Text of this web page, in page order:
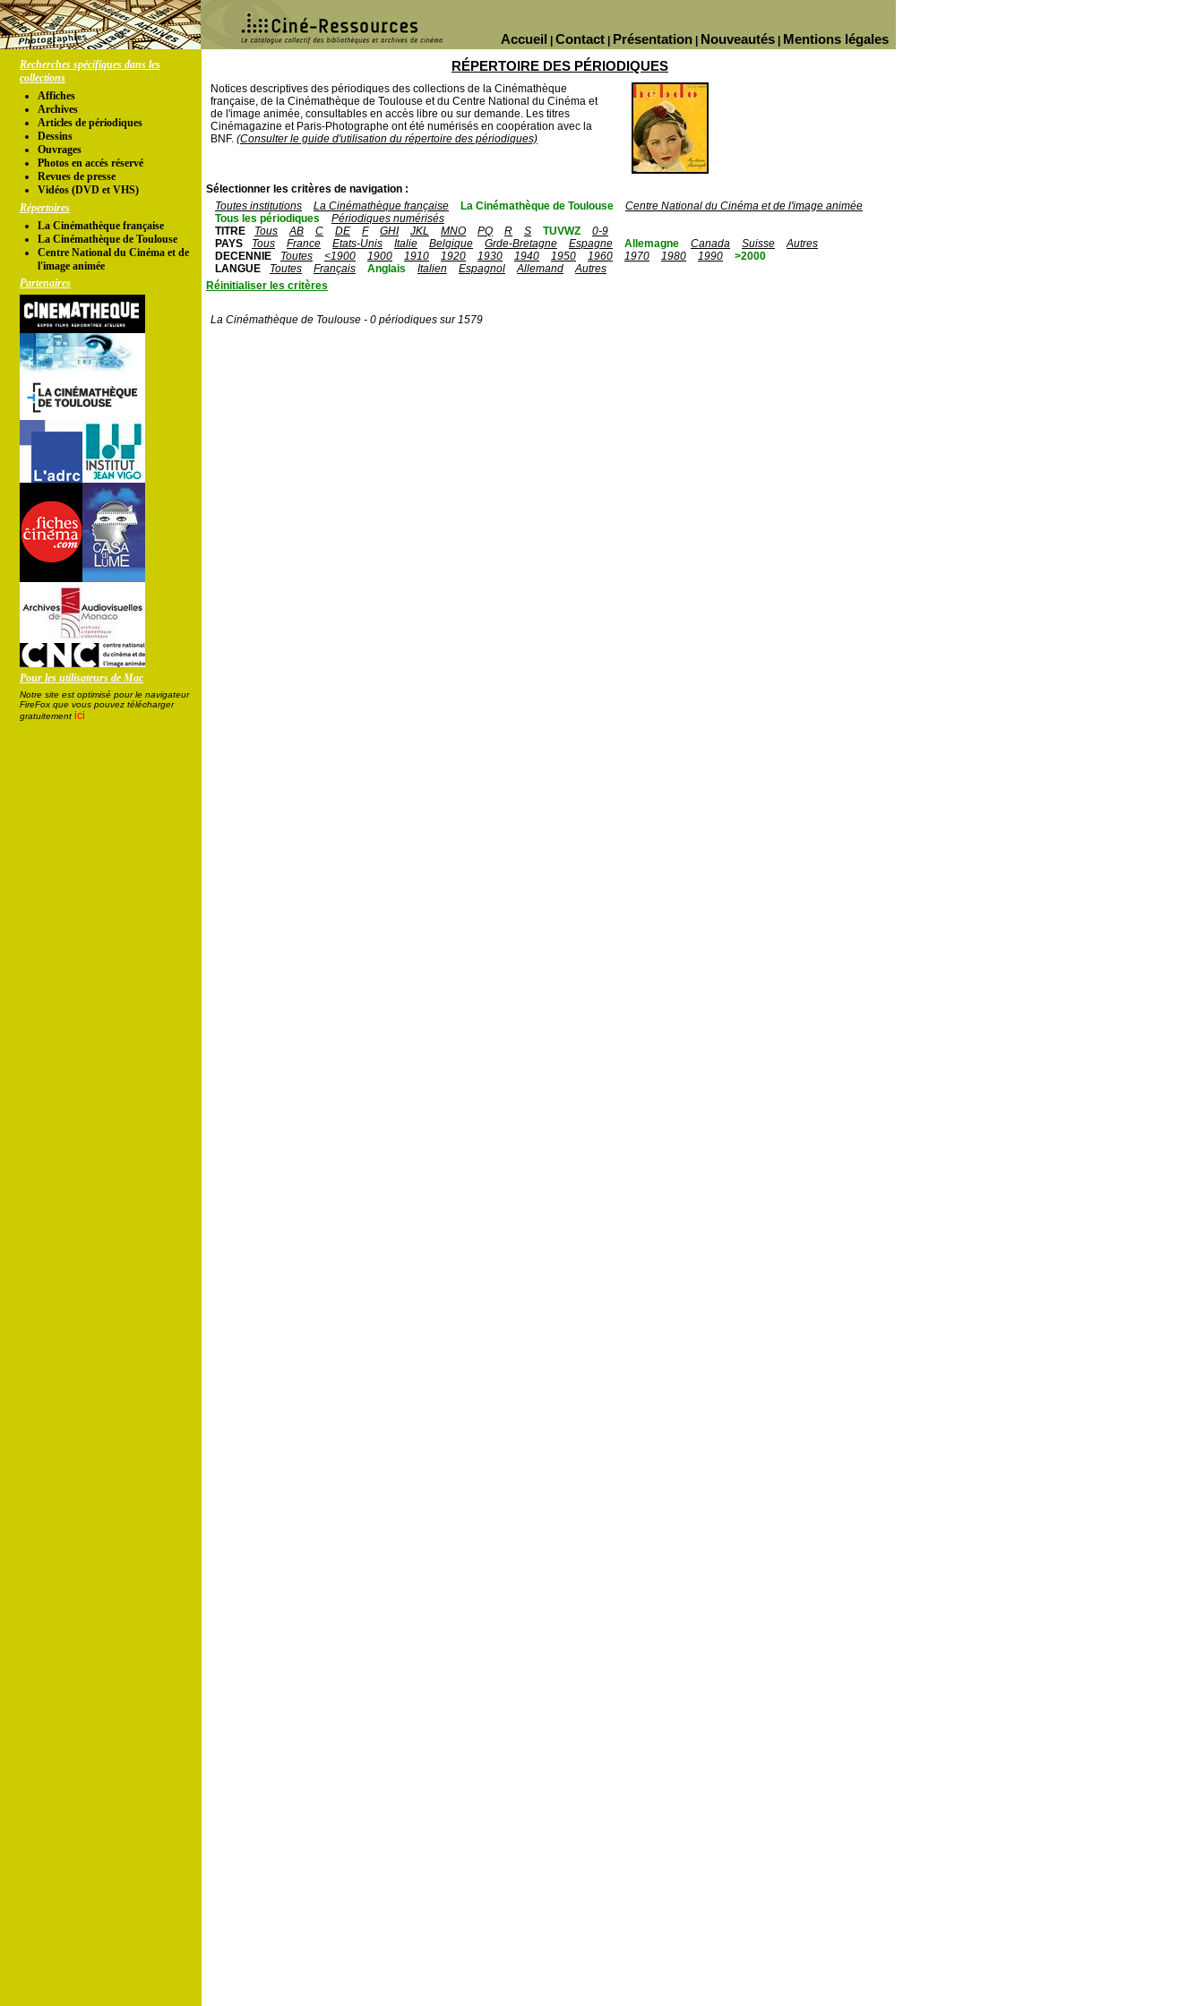
Mentions légales
Nouveautés
Présentation
Contact
Accueil
Recherches spécifiques dans les
collections
Affiches
Archives
Articles de périodiques
Dessins
Ouvrages
Photos en accés réservé
Revues de presse
Vidéos (DVD et VHS)
Répertoires
La Cinémathèque française
La Cinémathèque de Toulouse
Centre National du Cinéma et de
l'image animée
Partenaires
Pour les utilisateurs de Mac
Notre site est optimisé pour le navigateur
FireFox que vous pouvez télécharger
gratuitement ici
RÉPERTOIRE DES PÉRIODIQUES
Notices descriptives des périodiques des collections de la Cinémathèque
française, de la Cinémathèque de Toulouse et du Centre National du Cinéma et
de l'image animée, consultables en accès libre ou sur demande. Les titres
Cinémagazine et Paris-Photographe ont été numérisés en coopération avec la
BNF. (Consulter le guide d'utilisation du répertoire des périodiques)
Sélectionner les critères de navigation :
Toutes institutions
La Cinémathèque française La Cinémathèque de Toulouse
Centre National du Cinéma et de l'image animée
Tous les périodiques
Périodiques numérisés
TITRE
Tous AB C DE F GHI JKL MNO PQ R S TUVWZ
0-9
PAYS
Tous France Etats-Unis Italie Belgique Grde-Bretagne Espagne Allemagne Canada Suisse
Autres
DECENNIE
Toutes <1900 1900 1910 1920 1930 1940 1950 1960 1970 1980 1990
>2000
LANGUE
Toutes Français Anglais Italien Espagnol Allemand
Autres
Réinitialiser les critères
La Cinémathèque de Toulouse - 0 périodiques sur 1579